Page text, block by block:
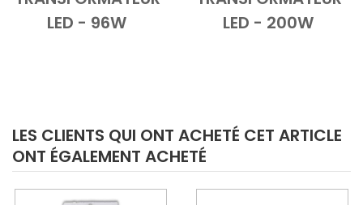
Add to CartVue d'ensemble
LED - 96W
Add to Cart
Vue
LED - 200W
LES CLIENTS QUI ONT ACHETÉ CET ARTICLE
ONT ÉGALEMENT ACHETÉ